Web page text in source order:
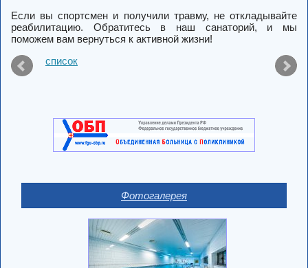
Если вы спортсмен и получили травму, не откладывайте
реабилитацию. Обратитесь в наш санаторий, и мы
поможем вам вернуться к активной жизни!
список
Фотогалерея